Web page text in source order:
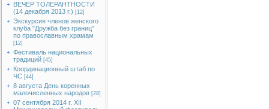
ВЕЧЕР ТОЛЕРАНТНОСТИ
(14 декабря 2013 г.) [12]
Экскурсия членов женского
клуба "Дружба без границ"
по православным храмам
[12]
Фестиваль национальных
традиций [45]
Координационный штаб по
ЧС [44]
8 августа День коренных
малочисленных народов [28]
07 сентября 2014 г. XII